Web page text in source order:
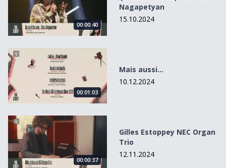
00:00:40
Nagapetyan
15.10.2024
Mais aussi...
00:01:03
Mais aussi...
10.12.2024
Gilles Estoppey NEC Organ Trio
00:00:37
Gilles Estoppey NEC Organ
Trio
12.11.2024